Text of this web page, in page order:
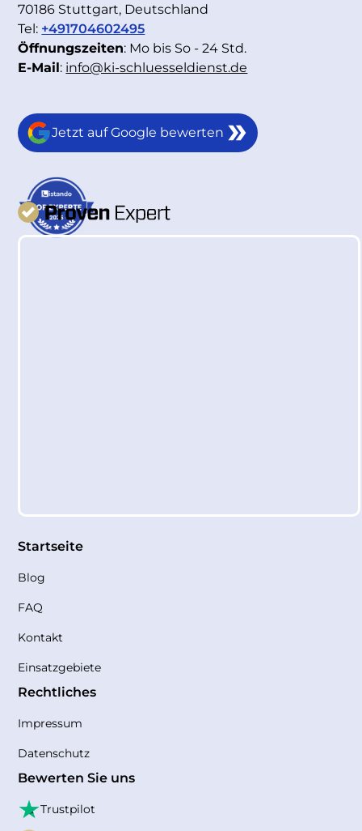
70186 Stuttgart, Deutschland
Tel: +491704602495
Öffnungszeiten: Mo bis So - 24 Std.
E-Mail: info@ki-schluesseldienst.de
Jetzt auf Google bewerten
Startseite
Blog
FAQ
Kontakt
Einsatzgebiete
Rechtliches
Impressum
Datenschutz
Bewerten Sie uns
Trustpilot